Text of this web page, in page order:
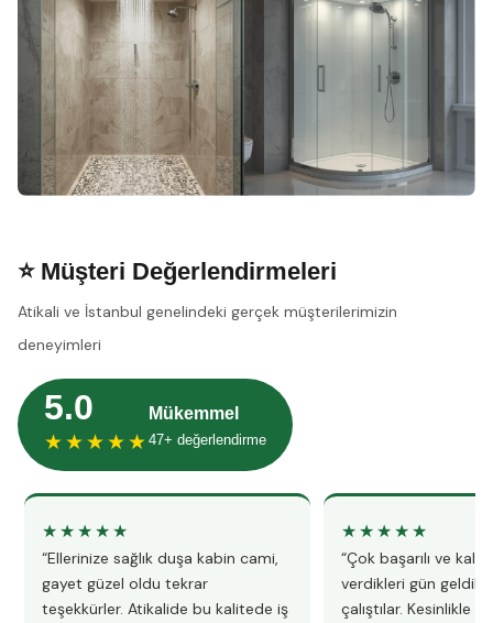
⭐ Müşteri Değerlendirmeleri
Atikali ve İstanbul genelindeki gerçek müşterilerimizin
deneyimleri
5.0
★★★★★
Mükemmel
47+ değerlendirme
★★★★★
“Ellerinize sağlık duşa kabin cami,
gayet güzel oldu tekrar
teşekkürler. Atikalide bu kalitede iş
★★★★★
“Çok başarılı ve
verdikleri gün
çalıştılar. Kesinlikle